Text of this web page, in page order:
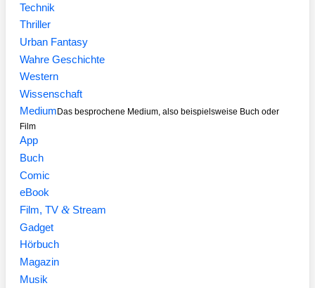
Technik
Thriller
Urban Fantasy
Wahre Geschichte
Western
Wissenschaft
Medium Das besprochene Medium, also beispielsweise Buch oder
Film
App
Buch
Comic
eBook
Film, TV&Stream
Gadget
Hörbuch
Magazin
Musik